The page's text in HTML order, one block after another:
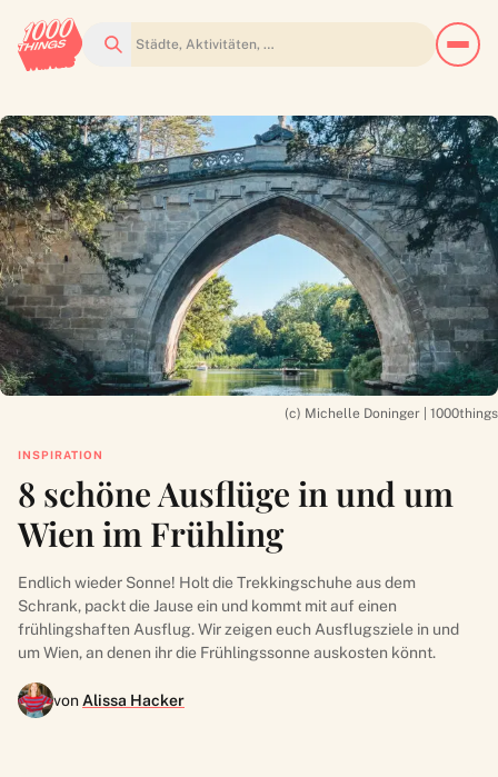
Suchen
(c) Michelle Doninger | 1000things
INSPIRATION
8 schöne Ausflüge in und um
Wien im Frühling
Endlich wieder Sonne! Holt die Trekkingschuhe aus dem
Schrank, packt die Jause ein und kommt mit auf einen
frühlingshaften Ausflug. Wir zeigen euch Ausflugsziele in und
um Wien, an denen ihr die Frühlingssonne auskosten könnt.
von Alissa Hacker